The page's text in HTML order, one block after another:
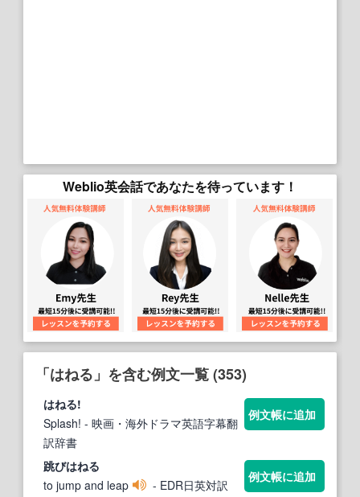
Weblio英会話であなたを待っています！
「はねる」を含む例文一覧 (353)
はねる!
Splash! - 映画・海外ドラマ英語字幕翻
訳辞書
例文帳に追加
跳びはねる
to jump and leap
- EDR日英対訳
例文帳に追加